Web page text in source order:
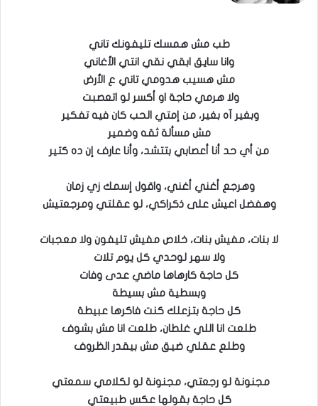
طب مش همسك تليفونك تاني
وانا سايق ابقي نقي انتي الأغاني
مش هسيب هدومي تاني ع الأرض
ولا هرمي حاجة او أكسر لو اتعصبت
وبغير آه بغير، من إمتي الحب كان فيه تفكير
مش مسألة ثقه وضمير
من أي حد أنا أعصابي بتتشد، وأنا عارف إن ده كتير
وهرجع أغني أغني، واقول إسمك زي زمان
وهفضل اعيش على ذكراكي، لو عقلتي ومرجعتيش
لا بنات، مفيش بنات، خلاص مفيش تليفون ولا معجبات
ولا سهر لوحدي كل يوم تلات
كل حاجة كارهاها ماضي عدى وفات
وبسطية مش بسيطة
كل حاجة بتزعلك كنت فاكرها عبيطة
طلعت انا اللي غلطان، طلعت انا مش بشوف
وطلع عقلي ضيق مش بيقدر الظروف
مجنونة لو رجعتي، مجنونة لو لكلامي سمعتي
كل حاجة بقولها عكس طبيعتي